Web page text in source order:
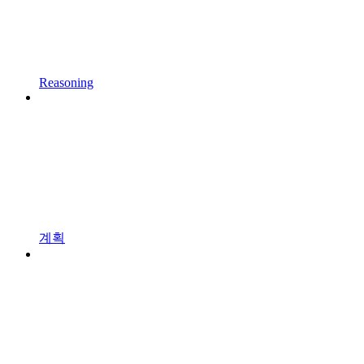
Reasoning
계획